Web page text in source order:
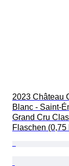
2023 Château
Blanc - Saint-
Grand Cru
Flaschen (0,75